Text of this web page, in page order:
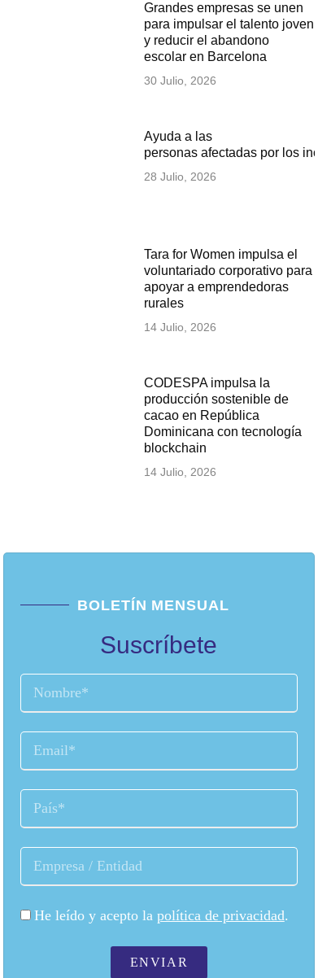
Grandes empresas se unen
para impulsar el talento joven
y reducir el abandono
escolar en Barcelona
30 Julio, 2026
Ayuda a las
personas afectadas por los
28 Julio, 2026
Tara for Women impulsa el
voluntariado corporativo para
apoyar a emprendedoras
rurales
14 Julio, 2026
CODESPA impulsa la
producción sostenible de
cacao en República
Dominicana con tecnología
blockchain
14 Julio, 2026
BOLETÍN MENSUAL
Suscríbete
He leído y acepto la política de privacidad.
ENVIAR